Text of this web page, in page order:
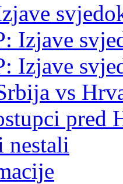
Izjave
Izjave
vs
pred
nestali